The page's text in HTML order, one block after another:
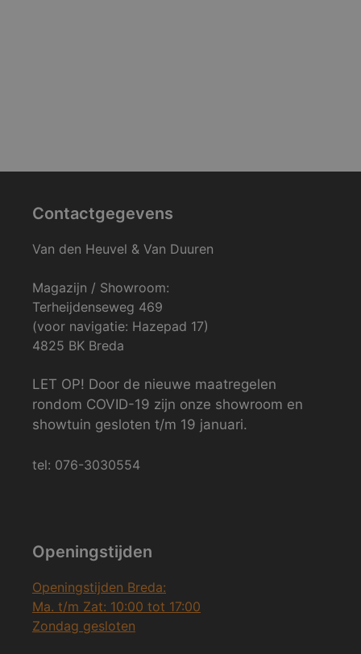
Contactgegevens
Van den Heuvel & Van Duuren
Magazijn / Showroom:
Terheijdenseweg 469
(voor navigatie: Hazepad 17)
4825 BK Breda
LET OP! Door de nieuwe maatregelen
rondom COVID-19 zijn onze showroom en
showtuin gesloten t/m 19 januari.
tel: 076-3030554
Openingstijden
Openingstijden Breda:
Ma. t/m Zat: 10:00 tot 17:00
Zondag gesloten